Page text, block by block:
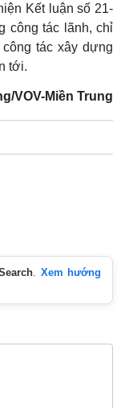
Kết luận số 21-
công tác lãnh, chỉ
tác xây dựng
tới.
VOV-Miền Trung
Xem hướng